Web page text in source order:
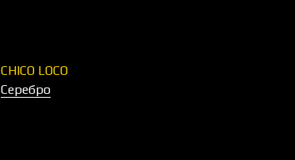
CHICO LOCO
Серебро